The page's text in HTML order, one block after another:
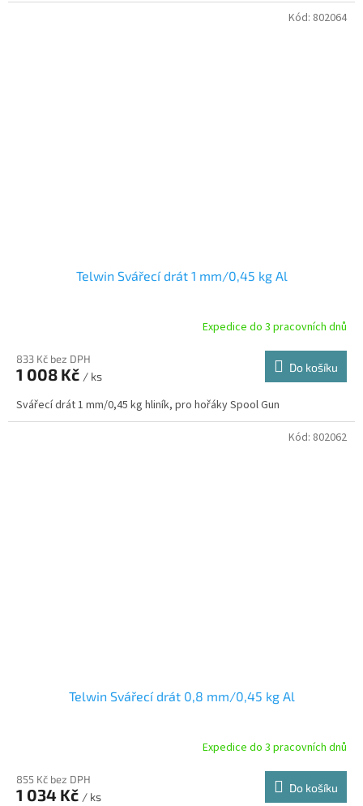
Telwin Svářecí drát 1 mm/0,45 kg Al
Expedice do 3 pracovních dnů
833 Kč bez DPH
1 008 Kč / ks
Do košíku
Svářecí drát 1 mm/0,45 kg hliník, pro hořáky Spool Gun
Kód: 802064
Telwin Svářecí drát 0,8 mm/0,45 kg Al
Expedice do 3 pracovních dnů
855 Kč bez DPH
1 034 Kč / ks
Do košíku
Kód: 802062